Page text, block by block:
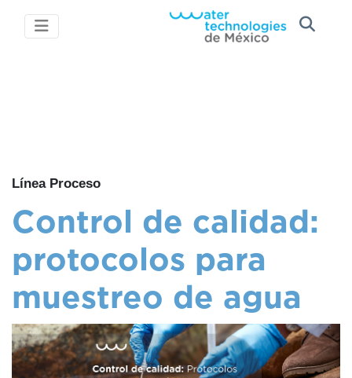
Línea Proceso
Control de calidad:
protocolos para
muestreo de agua